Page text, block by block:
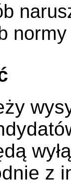
normy
z